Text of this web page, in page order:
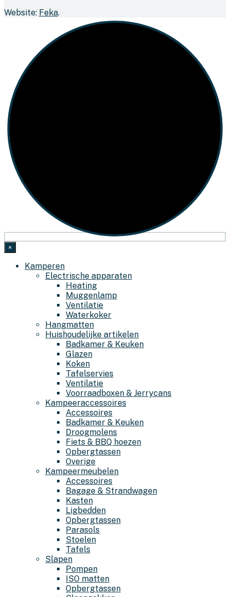
Website: Feka.
×
Kamperen
Electrische apparaten
Heating
Muggenlamp
Ventilatie
Waterkoker
Hangmatten
Huishoudelijke artikelen
Badkamer & Keuken
Glazen
Koken
Tafelservies
Ventilatie
Voorraadboxen & Jerrycans
Kampeeraccessoires
Accessoires
Badkamer & Keuken
Droogmolens
Fiets & BBQ hoezen
Opbergtassen
Overige
Kampeermeubelen
Accessoires
Bagage & Strandwagen
Kasten
Ligbedden
Opbergtassen
Parasols
Stoelen
Tafels
Slapen
Pompen
ISO matten
Opbergtassen